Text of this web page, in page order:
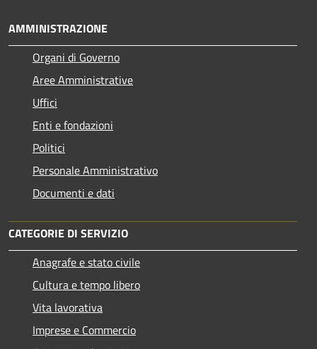
AMMINISTRAZIONE
Organi di Governo
Aree Amministrative
Uffici
Enti e fondazioni
Politici
Personale Amministrativo
Documenti e dati
CATEGORIE DI SERVIZIO
Anagrafe e stato civile
Cultura e tempo libero
Vita lavorativa
Imprese e Commercio